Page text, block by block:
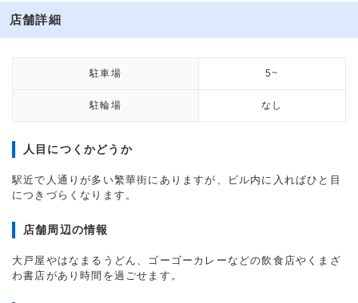
店舗詳細
駐車場 5~
駐輪場 なし
人目につくかどうか
駅近で人通りが多い繁華街にありますが、ビル内に入ればひと目
につきづらくなります。
店舗周辺の情報
大戸屋やはなまるうどん、ゴーゴーカレーなどの飲食店やくまざ
わ書店があり時間を過ごせます。